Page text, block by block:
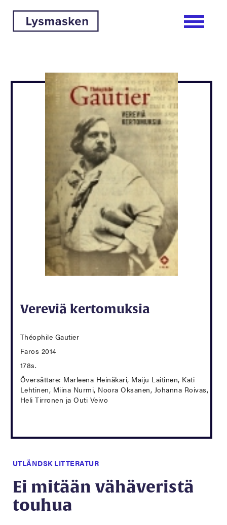
Vereviä kertomuksia
Théophile Gautier
Faros 2014
178s.
Översättare: Marleena Heinäkari, Maiju Laitinen, Kati
Lehtinen, Miina Nurmi, Noora Oksanen, Johanna Roivas,
Heli Tirronen ja Outi Veivo
UTLÄNDSK LITTERATUR
Ei mitään vähäveristä
touhua